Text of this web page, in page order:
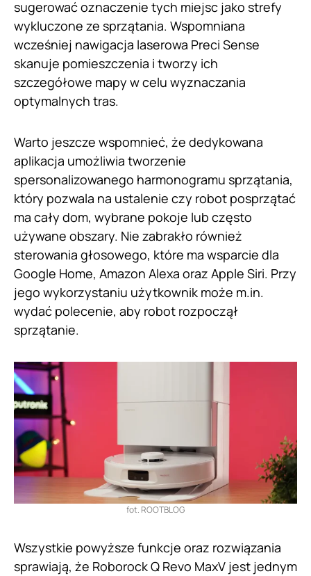
sugerować oznaczenie tych miejsc jako strefy
wykluczone ze sprzątania. Wspomniana
wcześniej nawigacja laserowa Preci Sense
skanuje pomieszczenia i tworzy ich
szczegółowe mapy w celu wyznaczania
optymalnych tras.
Warto jeszcze wspomnieć, że dedykowana
aplikacja umożliwia tworzenie
spersonalizowanego harmonogramu sprzątania,
który pozwala na ustalenie czy robot posprzątać
ma cały dom, wybrane pokoje lub często
używane obszary. Nie zabrakło również
sterowania głosowego, które ma wsparcie dla
Google Home, Amazon Alexa oraz Apple Siri. Przy
jego wykorzystaniu użytkownik może m.in.
wydać polecenie, aby robot rozpoczął
sprzątanie.
fot. ROOTBLOG
Wszystkie powyższe funkcje oraz rozwiązania
sprawiają, że Roborock Q Revo MaxV jest jednym